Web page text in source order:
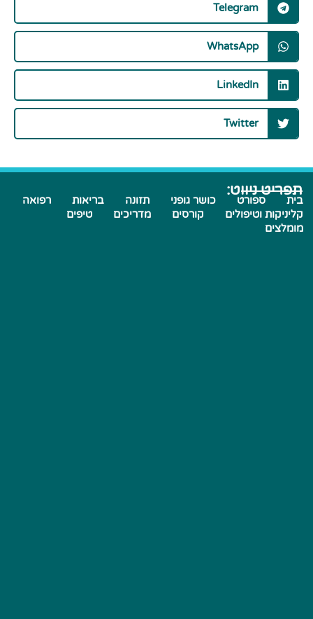
Telegram
WhatsApp
LinkedIn
Twitter
תפריט ניווט:
בית ספורט כושר גופני תזונה בריאות
רפואה
קליניקות וטיפולים
קורסים מדריכים
טיפים
מומלצים